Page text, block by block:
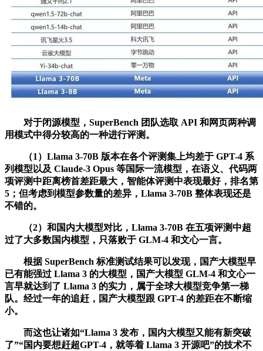
对于闭源模型，SuperBench 团队选取 API 和网页两种调
用模式中得分较高的一种进行评测。
（1）Llama 3-70B 版本在各个评测集上均差于 GPT-4 系
列模型以及 Claude-3 Opus 等国际一流模型，在语义、代码两
项评测中距离榜首差距最大，智能体评测中表现最好，排名第
5；但考虑到模型参数量的差异，Llama 3-70B 整体表现还是
不错的。
（2）和国内大模型对比，Llama 3-70B 在五项评测中超
过了大多数国内模型，只落败于 GLM-4 和文心一言。
根据 SuperBench 标准测试结果可以发现，国产大模型早
已有能强过 Llama 3 的大模型，国产大模型 GLM-4 和文心一
言早就达到了 Llama 3 的实力，属于全球大模型竞争第一梯
队。经过一年的追赶，国产大模型跟 GPT-4 的差距在不断缩
小。
而这也让诸如“Llama 3 发布，国内大模型又能有新突破
了”“国内要想赶超GPT-4，就等着 Llama 3 开源吧”的技术不